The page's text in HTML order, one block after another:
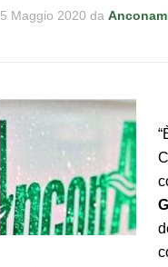
5 Maggio 2020 da